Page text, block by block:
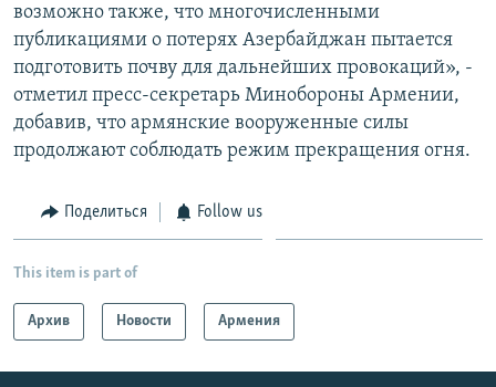
возможно также, что многочисленными
публикациями о потерях Азербайджан пытается
подготовить почву для дальнейших провокаций», -
отметил пресс-секретарь Минобороны Армении,
добавив, что армянские вооруженные силы
продолжают соблюдать режим прекращения огня.
Поделиться Follow us
This item is part of
Архив Новости Армения